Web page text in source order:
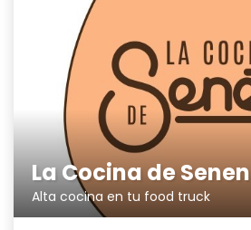
La Cocina de Senen
Alta cocina en tu food truck